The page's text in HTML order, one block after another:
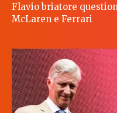
Flavio briatore
McLaren e Ferrari